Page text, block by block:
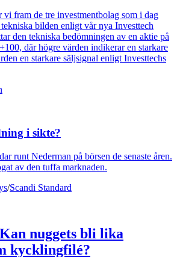
fram de tre investmentbolag som i dag
bilden enligt vår nya Investtech
den tekniska bedömningen av en aktie på
där högre värden indikerar en starkare
en starkare säljsignal enligt Investtechs
i sikte?
runt Nederman på börsen de senaste åren.
av den tuffa marknaden.
/Scandi Standard
nuggets bli lika
kycklingfilé?